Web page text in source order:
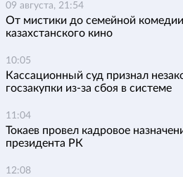
09 августа, 21:54
От мистики до семейной
казахстанского кино
10:05
Кассационный суд признал
госзакупки из-за сбоя в системе
11:04
Токаев провел кадровое
президента РК
12:08